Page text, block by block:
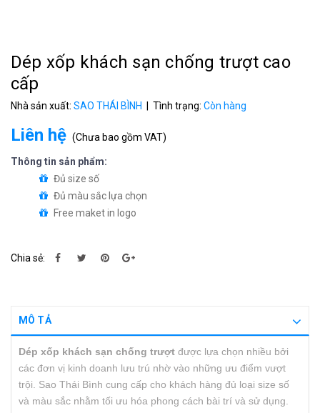
Dép xốp khách sạn chống trượt cao
cấp
Nhà sản xuất: SAO THÁI BÌNH | Tình trạng: Còn hàng
Liên hệ (Chưa bao gồm VAT)
Thông tin sản phẩm:
Đủ size số
Đủ màu sắc lựa chọn
Free maket in logo
Chia sẻ:
MÔ TẢ
Dép xốp khách sạn chống trượt được lựa chọn nhiều bởi
các đơn vị kinh doanh lưu trú nhờ vào những ưu điểm vượt
trội. Sao Thái Bình cung cấp cho khách hàng đủ loại size số
và màu sắc nhằm tối ưu hóa phong cách bài trí và sử dụng.